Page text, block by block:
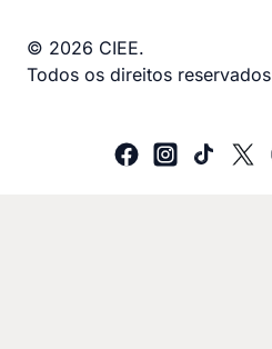
© 2026 CIEE.
Todos os direitos reservados